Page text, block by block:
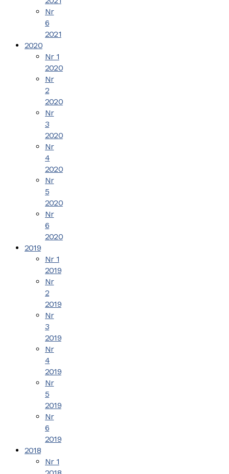
Nr
6
2021
2020
Nr 1
2020
Nr
2
2020
Nr
3
2020
Nr
4
2020
Nr
5
2020
Nr
6
2020
2019
Nr 1
2019
Nr
2
2019
Nr
3
2019
Nr
4
2019
Nr
5
2019
Nr
6
2019
2018
Nr 1